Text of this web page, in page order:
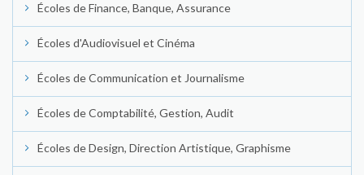
Écoles de Finance, Banque, Assurance
Écoles d'Audiovisuel et Cinéma
Écoles de Communication et Journalisme
Écoles de Comptabilité, Gestion, Audit
Écoles de Design, Direction Artistique, Graphisme